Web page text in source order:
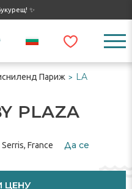
✨
Париж >
LA
PLAZA
France
Да се ​​
ЦЕНУ